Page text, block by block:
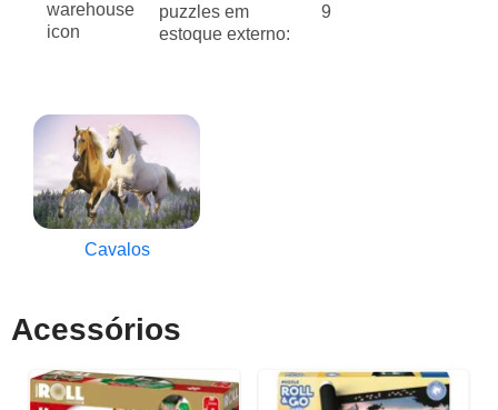
puzzles em
estoque externo:
9
Cavalos
Acessórios